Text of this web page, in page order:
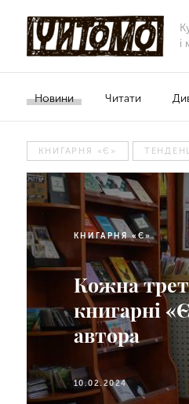
і
Новини Читати
КНИГАРНЯ «Є»
КНИГАРНЯ «Є»
Кожна
книгарні
автора
10.02.2024